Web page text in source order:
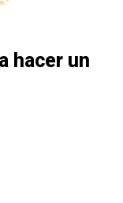
hacer un